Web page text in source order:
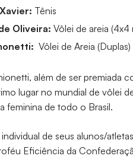
Tênis
Oliveira: Vôlei de areia (4x4
Vôlei de Areia (Duplas)
além de ser premiada
lugar no mundial de vôlei
feminina de todo o Brasil.
de seus alunos/
Eficiência da